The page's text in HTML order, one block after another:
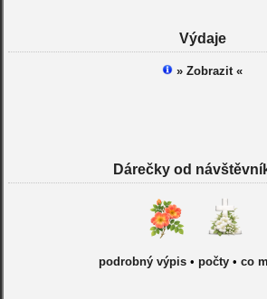
Výdaje
» Zobrazit «
Dárečky od
podrobný výpis• počty• co